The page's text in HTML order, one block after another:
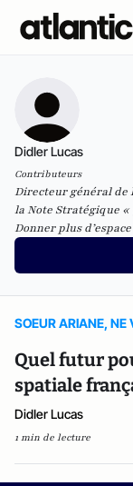
DidIer Lucas
Contributeurs
Directeur général de
laNote Stratégique «
Donner plus
SOEUR ARIANE, NE
Quel futur
spatiale
DidIer Lucas
1 min de lecture